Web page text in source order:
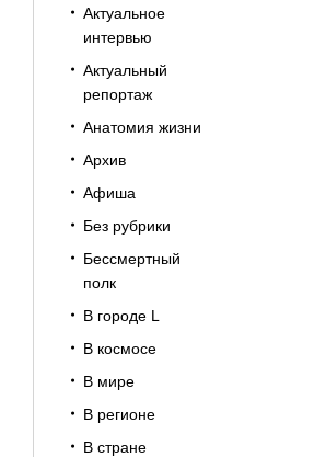
Актуальное
интервью
Актуальный
репортаж
Анатомия жизни
Архив
Афиша
Без рубрики
Бессмертный
полк
В городе L
В космосе
В мире
В регионе
В стране